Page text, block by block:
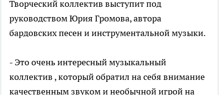
Творческий коллектив выступит под
руководством Юрия Громова, автора
бардовских песен и инструментальной музыки.
- Это очень интересный музыкальный
коллектив , который обратил на себя внимание
качественным звуком и необычной игрой на